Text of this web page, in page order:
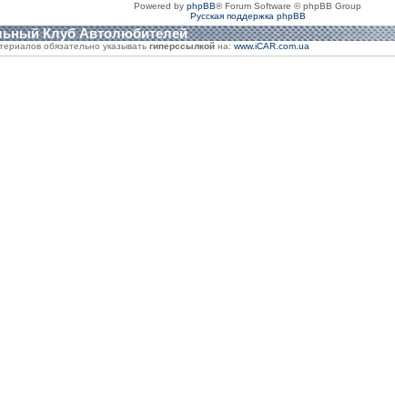
Powered by phpBB® Forum Software © phpBB Group
Русская поддержка phpBB
Клуб Автолюбителей
обязательно указывать гиперссылкой на: www.iCAR.com.ua